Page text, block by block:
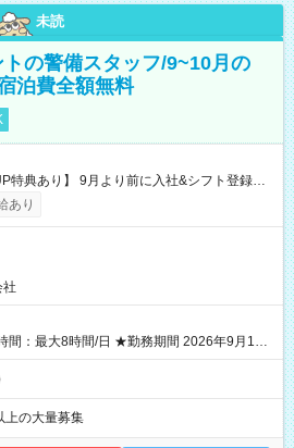
未読
の警備スタッフ/9~10月の
泊費全額無料
特典あり】 9月より前に入社&シフト登録す
23) の日給がUP! 日給1万1500円でしっか
ます♪ 【試用期間】試用期間なし
あり
社
間：最大8時間/日 ★勤務期間 2026年9月16
短期勤務OK! 期間中フル勤務できる方優遇
日数応相談) ※期間前から勤務スタートも可
上の大量募集